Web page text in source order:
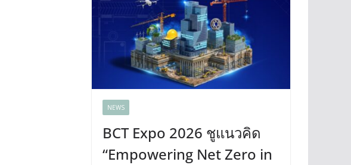
NEWS
BCT Expo 2026 ชูแนวคิด
“Empowering Net Zero in